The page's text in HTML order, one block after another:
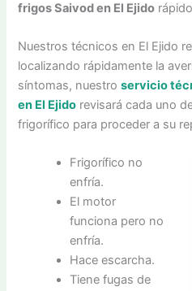
frigos Saivod en El Ejido
Nuestros técnicos en El Ejido
localizando rápidamente la
síntomas, nuestroservicio
en El Ejido revisará cada uno
frigorífico para proceder a su
Frigorífico no
enfría.
El motor
funciona pero no
enfría.
Hace escarcha.
Tiene fugas de